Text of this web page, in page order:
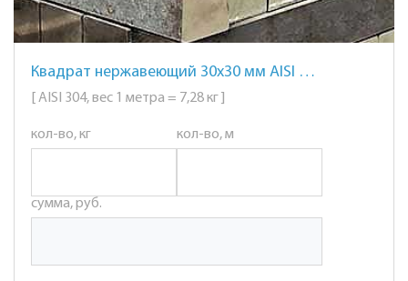
Квадрат нержавеющий 30х30 мм AISI 304 сталь 08Х18Н10
[ AISI 304, вес 1 метра = 7,28 кг ]
кол-во, кг кол-во, м
сумма, руб.